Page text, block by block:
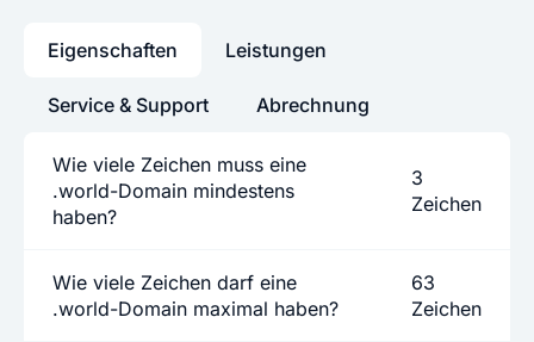
Eigenschaften
Wie viele Zeichen muss eine
.world-Domain mindestens
haben?
3
Zeichen
Wie viele Zeichen darf eine
.world-Domain maximal haben?
63
Zeichen
Leistungen
Service & Support Abrechnung